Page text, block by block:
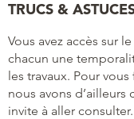
TRUCS &
Vous avez accès sur
chacun une
les travaux. Pour
nous avons d’ailleurs
invite à aller consulter.